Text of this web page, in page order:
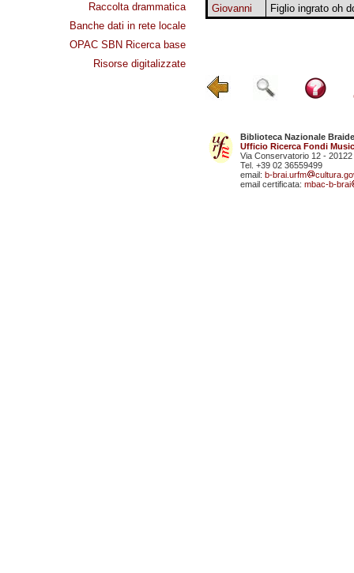
Raccolta drammatica
Banche dati in rete locale
OPAC SBN Ricerca base
Risorse digitalizzate
Giovanni
Figlio ingrato oh
Biblioteca Nazionale
Ufficio Ricerca Fondi
Via Conservatorio 12 - 20122
Tel. +39 02 36559499
email: b-brai.urfm
email certificata: mbac-b-brai